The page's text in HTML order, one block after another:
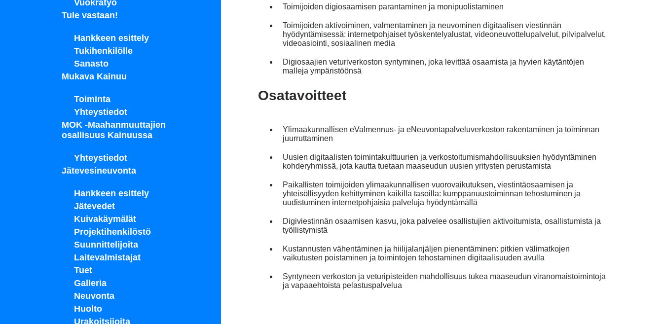
Vuokratyö
Tule vastaan!
Hankkeen esittely
Tukihenkilölle
Sanasto
Mukava Kainuu
Toiminta
Yhteystiedot
MOK -Maahanmuuttajien
osallisuus Kainuussa
Yhteystiedot
Jätevesineuvonta
Hankkeen esittely
Jätevedet
Kuivakäymälät
Projektihenkilöstö
Suunnittelijoita
Laitevalmistajat
Tuet
Galleria
Neuvonta
Huolto
Urakoitsijoita
Toimijoiden digiosaamisen parantaminen ja monipuolistaminen
Toimijoiden aktivoiminen, valmentaminen ja neuvominen digitaalisen viestinnän
hyödyntämisessä: internetpohjaiset työskentelyalustat, videoneuvottelupalvelut, pilvipalvelut,
videoasiointi, sosiaalinen media
Digiosaajien veturiverkoston syntyminen, joka levittää osaamista ja hyvien käytäntöjen
malleja ympäristöönsä
Osatavoitteet
Ylimaakunnallisen eValmennus- ja eNeuvontapalveluverkoston rakentaminen ja toiminnan
juurruttaminen
Uusien digitaalisten toimintakulttuurien ja verkostoitumismahdollisuuksien hyödyntäminen
kohderyhmissä, jota kautta tuetaan maaseudun uusien yritysten perustamista
Paikallisten toimijoiden ylimaakunnallisen vuorovaikutuksen, viestintäosaamisen ja
yhteisöllisyyden kehittyminen kaikilla tasoilla: kumppanuustoiminnan tehostuminen ja
uudistuminen internetpohjaisia palveluja hyödyntämällä
Digiviestinnän osaamisen kasvu, joka palvelee osallistujien aktivoitumista, osallistumista ja
työllistymistä
Kustannusten vähentäminen ja hiilijalanjäljen pienentäminen: pitkien välimatkojen
vaikutusten poistaminen ja toimintojen tehostaminen digitaalisuuden avulla
Syntyneen verkoston ja veturipisteiden mahdollisuus tukea maaseudun viranomaistoimintoja
ja vapaaehtoista pelastuspalvelua